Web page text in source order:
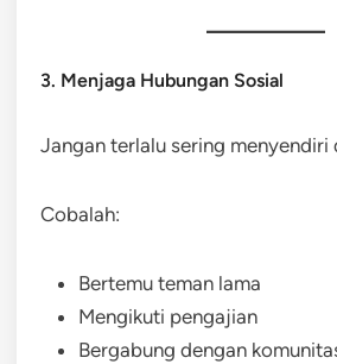
3. Menjaga Hubungan Sosial
Jangan terlalu sering menyendiri
Cobalah:
Bertemu teman lama
Mengikuti pengajian
Bergabung dengan